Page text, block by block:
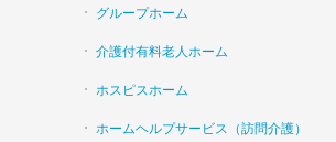
グループホーム
介護付有料老人ホーム
ホスピスホーム
ホームヘルプサービス（訪問介護）